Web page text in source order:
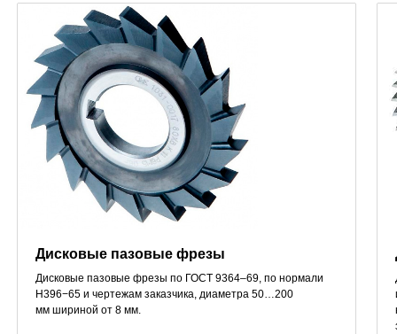
Дисковые пазовые фрезы
Дисковые пазовые фрезы по ГОСТ 9364–69, по нормали
Н396−65 и чертежам заказчика, диаметра 50…200
мм шириной от 8 мм.